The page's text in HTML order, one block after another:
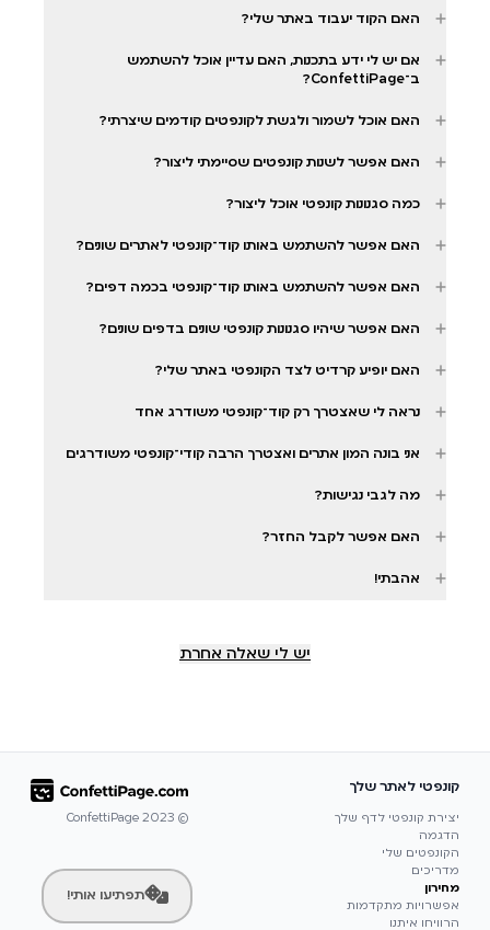
האם הקוד יעבוד באתר שלי?
אם יש לי ידע בתכנות, האם עדיין אוכל להשתמש
ב־ConfettiPage?
האם אוכל לשמור ולגשת לקונפטים קודמים שיצרתי?
האם אפשר לשנות קונפטים שסיימתי ליצור?
כמה סגנונות קונפטי אוכל ליצור?
האם אפשר להשתמש באותו קוד־קונפטי לאתרים שונים?
האם אפשר להשתמש באותו קוד־קונפטי בכמה דפים?
האם אפשר שיהיו סגנונות קונפטי שונים בדפים שונים?
האם יופיע קרדיט לצד הקונפטי באתר שלי?
נראה לי שאצטרך רק קוד־קונפטי משודרג אחד
אני בונה המון אתרים ואצטרך הרבה קודי־קונפטי משודרגים
מה לגבי נגישות?
האם אפשר לקבל החזר?
אהבתי!
יש לי שאלה אחרת
© 2023
ConfettiPage
תפתיעו אותי!
קונפטי לאתר שלך
יצירת קונפטי לדף שלך
הדגמה
הקונפטים שלי
מדריכים
מחירון
אפשרויות מתקדמות
הרוויחו איתנו